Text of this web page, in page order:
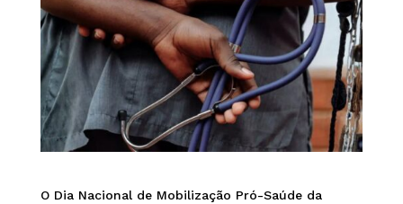
O Dia Nacional de Mobilização Pró-Saúde da